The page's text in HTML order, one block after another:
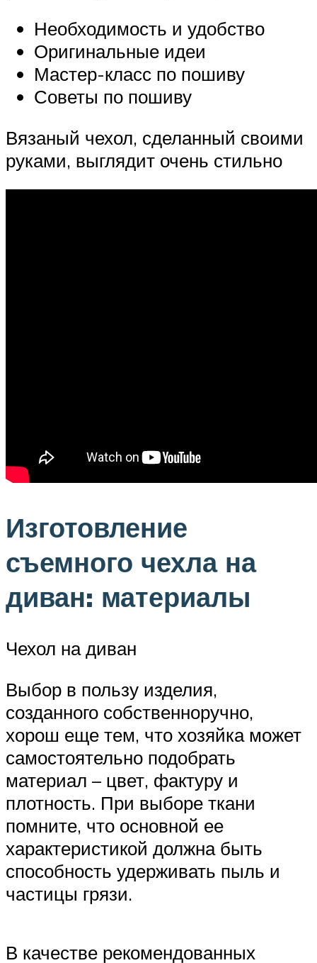
Необходимость и удобство
Оригинальные идеи
Мастер-класс по пошиву
Советы по пошиву
Вязаный чехол, сделанный своими
руками, выглядит очень стильно
Изготовление
съемного чехла на
диван: материалы
Чехол на диван
Выбор в пользу изделия,
созданного собственноручно,
хорош еще тем, что хозяйка может
самостоятельно подобрать
материал – цвет, фактуру и
плотность. При выборе ткани
помните, что основной ее
характеристикой должна быть
способность удерживать пыль и
частицы грязи.
В качестве рекомендованных